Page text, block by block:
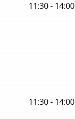
11:30 - 14:00
11:30 - 14:00